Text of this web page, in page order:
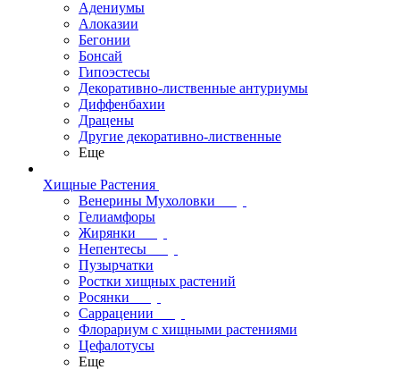
Адениумы
Алоказии
Бегонии
Бонсай
Гипоэстесы
Декоративно-лиственные антуриумы
Диффенбахии
Драцены
Другие декоративно-лиственные
Еще
Хищные Растения
Венерины Мухоловки
Гелиамфоры
Жирянки
Непентесы
Пузырчатки
Ростки хищных растений
Росянки
Саррацении
Флорариум с хищными растениями
Цефалотусы
Еще